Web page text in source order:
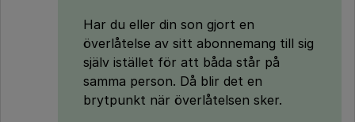
Har du eller din son gjort en
överlåtelse av sitt abonnemang till sig
själv istället för att båda står på
samma person. Då blir det en
brytpunkt när överlåtelsen sker.